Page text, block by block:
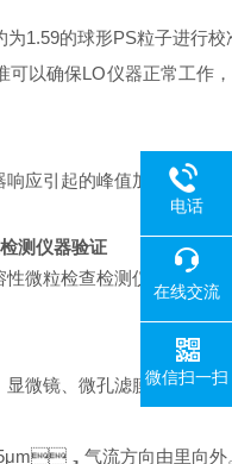
为1.59的球形PS粒子进行校准
可以确保LO仪器正常工作
应引起的峰值加宽量。使
检测仪器验证
微粒检查检测仪器验证主要
镜、微孔滤膜及其滤器、
，气流方向由里向外
电话
在线交流
微信扫一扫